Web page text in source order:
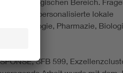
für personalisierte lokale
Pharmazie,
SFB 599,